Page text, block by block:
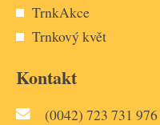
TrnkAkce
Trnkový květ
Kontakt
(0042) 723 731 976